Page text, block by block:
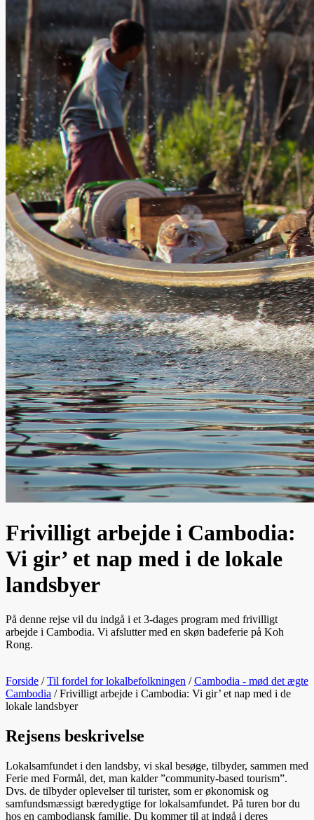
Frivilligt arbejde i Cambodia:
Vi gir’ et nap med i de lokale
landsbyer
På denne rejse vil du indgå i et 3-dages program med frivilligt
arbejde i Cambodia. Vi afslutter med en skøn badeferie på Koh
Rong.
Forside /Til fordel for lokalbefolkningen /Cambodia - mød det ægte
Cambodia /Frivilligt arbejde i Cambodia: Vi gir’ et nap med i de
lokale landsbyer
Rejsens beskrivelse
Lokalsamfundet i den landsby, vi skal besøge, tilbyder, sammen med
Ferie med Formål, det, man kalder ”community-based tourism”.
Dvs. de tilbyder oplevelser til turister, som er økonomisk og
samfundsmæssigt bæredygtige for lokalsamfundet. På turen bor du
hos en cambodiansk familie. Du kommer til at indgå i deres